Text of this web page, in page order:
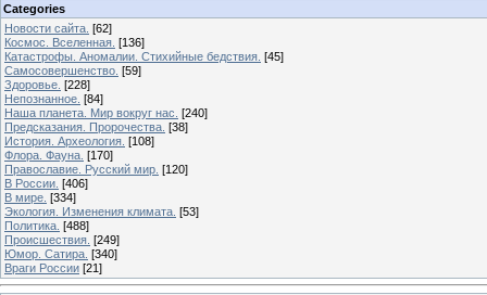
Categories
Новости сайта. [62]
Космос. Вселенная. [136]
Катастрофы. Аномалии. Стихийные бедствия. [45]
Самосовершенство. [59]
Здоровье. [228]
Непознанное. [84]
Наша планета. Мир вокруг нас. [240]
Предсказания. Пророчества. [38]
История. Археология. [108]
Флора. Фауна. [170]
Православие. Русский мир. [120]
В России. [406]
В мире. [334]
Экология. Изменения климата. [53]
Политика. [488]
Происшествия. [249]
Юмор. Сатира. [340]
Враги России [21]